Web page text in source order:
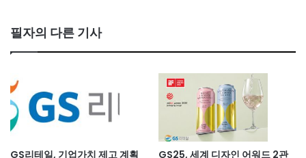
필자의 다른 기사
GS리테일, 기업가치 제고 계획 GS25, 세계 디자인 어워드 2관